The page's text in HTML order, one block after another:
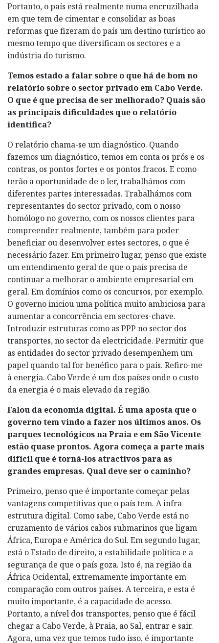
Portanto, o país está realmente numa encruzilhada
em que tem de cimentar e consolidar as boas
reformas que fizeram do país um destino turístico ao
mesmo tempo que diversificam os sectores e a
indústria do turismo.
Temos estado a falar sobre o que há de bom no
relatório sobre o sector privado em Cabo Verde.
O que é que precisa de ser melhorado? Quais são
as principais dificuldades que o relatório
identifica?
O relatório chama-se um diagnóstico. Quando
fazemos um diagnóstico, temos em conta os prós e os
contras, os pontos fortes e os pontos fracos. E como
terão a oportunidade de o ler, trabalhámos com
diferentes partes interessadas. Trabalhámos com
representantes do sector privado, com o nosso
homólogo no governo, com os nossos clientes para
compreender realmente, também para poder
beneficiar ou desenvolver estes sectores, o que é
necessário fazer. Em primeiro lugar, penso que existe
um entendimento geral de que o país precisa de
continuar a melhorar o ambiente empresarial em
geral. Em domínios como os concursos, por exemplo.
O governo iniciou uma política muito ambiciosa para
aumentar a concorrência em sectores-chave.
Introduzir estruturas como as PPP no sector dos
transportes, no sector da electricidade. Permitir que
as entidades do sector privado desempenhem um
papel quando tal for benéfico para o país. Refiro-me
à energia. Cabo Verde é um dos países onde o custo
da energia é o mais elevado da região.
Falou da economia digital. É uma aposta que o
governo tem vindo a fazer nos últimos anos. Os
parques tecnológicos na Praia e em São Vicente
estão quase prontos. Agora começa a parte mais
difícil que é torná-los atractivos para as
grandes empresas. Qual deve ser o caminho?
Primeiro, penso que é importante começar pelas
vantagens competitivas que o país tem. A infra-
estrutura digital. Como sabe, Cabo Verde está no
cruzamento de vários cabos submarinos que ligam
África, Europa e América do Sul. Em segundo lugar,
está o Estado de direito, a estabilidade política e a
segurança de que o país goza. Isto é, na região da
África Ocidental, extremamente importante em
comparação com outros países. A terceira, e esta é
muito importante, é a capacidade de acesso.
Portanto, a nível dos transportes, penso que é fácil
chegar a Cabo Verde, à Praia, ao Sal, entrar e sair.
Agora, uma vez que temos tudo isso, é importante